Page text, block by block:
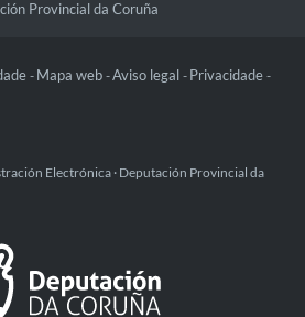
Provincial da Coruña
- Mapa web -Aviso legal - Privacidade -
Electrónica · Deputación Provincial da